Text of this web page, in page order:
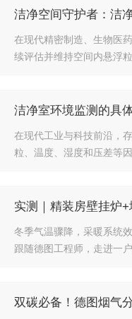
洁净空间守护者：洁
在现代精密制造、生物医
续评估并维持空间内悬浮
洁净室环境监测的具
在现代工业与科技前沿，
粒、温度、湿度和压差等
实测｜精装房壁挂炉
冬季气温骤降，采暖系统
跟随德图工程师，走进一
双碳必备！德图烟气